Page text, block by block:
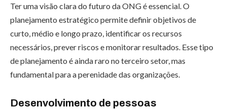
Ter uma visão clara do futuro da ONG é essencial. O
planejamento estratégico permite definir objetivos de
curto, médio e longo prazo, identificar os recursos
necessários, prever riscos e monitorar resultados. Esse tipo
de planejamento é ainda raro no terceiro setor, mas
fundamental para a perenidade das organizações.
Desenvolvimento de pessoas